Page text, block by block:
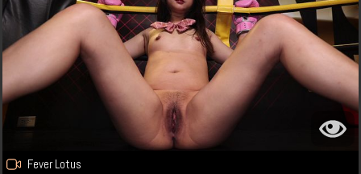
Fever Lotus